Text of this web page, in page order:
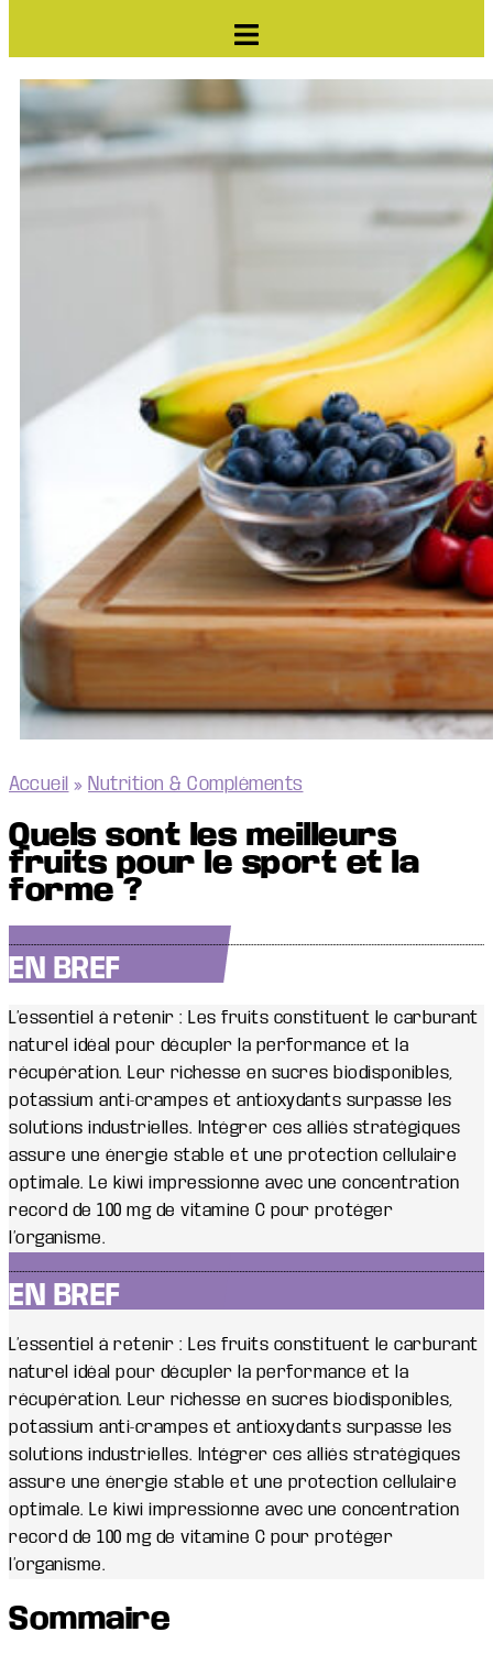
Accueil » Nutrition & Compléments
Quels sont les meilleurs
fruits pour le sport et la
forme ?
EN BREF
L’essentiel à retenir : Les fruits constituent le carburant
naturel idéal pour décupler la performance et la
récupération. Leur richesse en sucres biodisponibles,
potassium anti-crampes et antioxydants surpasse les
solutions industrielles. Intégrer ces alliés stratégiques
assure une énergie stable et une protection cellulaire
optimale. Le kiwi impressionne avec une concentration
record de 100 mg de vitamine C pour protéger
l’organisme.
EN BREF
L’essentiel à retenir : Les fruits constituent le carburant
naturel idéal pour décupler la performance et la
récupération. Leur richesse en sucres biodisponibles,
potassium anti-crampes et antioxydants surpasse les
solutions industrielles. Intégrer ces alliés stratégiques
assure une énergie stable et une protection cellulaire
optimale. Le kiwi impressionne avec une concentration
record de 100 mg de vitamine C pour protéger
l’organisme.
Sommaire